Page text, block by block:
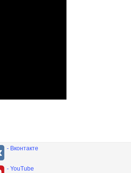
- Вконтакте
- YouTube